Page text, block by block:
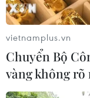
vietnamplus.vn
Chuyển Bộ
vàng không rõ